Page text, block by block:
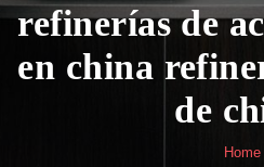
refinerías de
en china
de
Home